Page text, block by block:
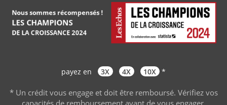
payez en 3X 4X 10X *
* Un crédit vous engage et doit être remboursé. Vérifiez vos
capacités de remboursement avant de vous engager.